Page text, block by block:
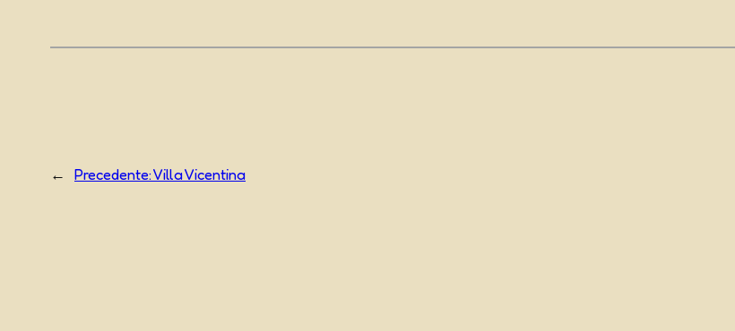
← Precedente:Villa Vicentina